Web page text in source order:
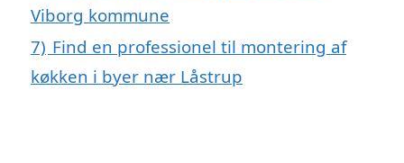
Viborg kommune
7) Find en professionel til montering af
køkken i byer nær Låstrup